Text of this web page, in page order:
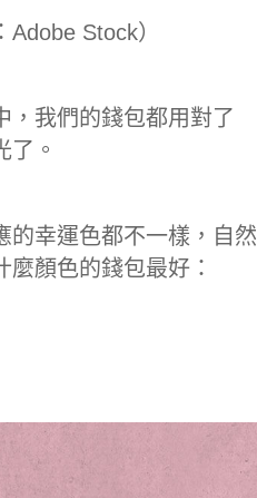
Adobe Stock）
，我們的錢包都用對了
了。
的幸運色都不一樣，自然
顏色的錢包最好：